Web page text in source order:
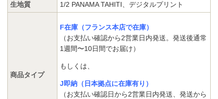
生地質 1/2 PANAMA TAHITI、デジタルプリント
商品タイプ
F在庫（フランス本店で在庫）
（お支払い確認から2営業日内発送。発送後通常
1週間〜10日間でお届け）
もしくは、
J即納（日本拠点に在庫有り）
（お支払い確認日から2営業日内発送、発送から